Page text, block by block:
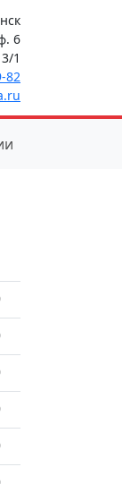
6
1
82